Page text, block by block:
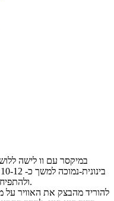
ולהתפיח למשך כשעה או עד להכפלת הנפח.